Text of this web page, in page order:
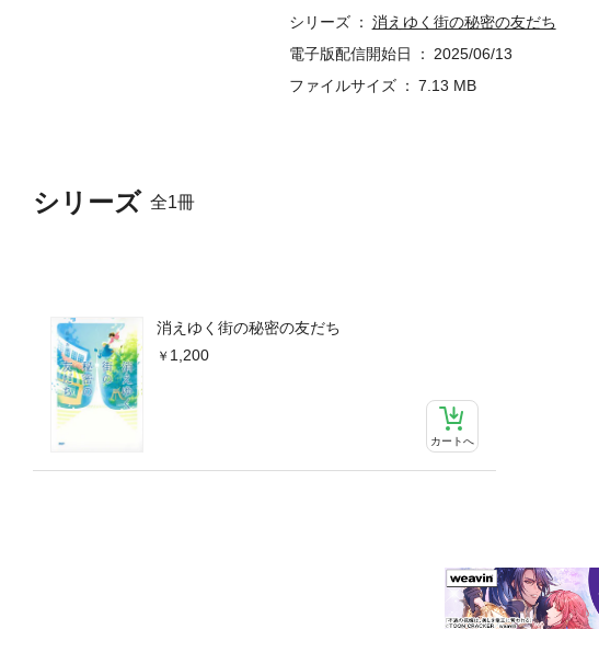
シリーズ 全1冊
消えゆく街の秘密の友だち
1,200
カートへ
シリーズ
消えゆく街の秘密の友だち
電子版配信開始日
2025/06/13
ファイルサイズ
7.13 MB